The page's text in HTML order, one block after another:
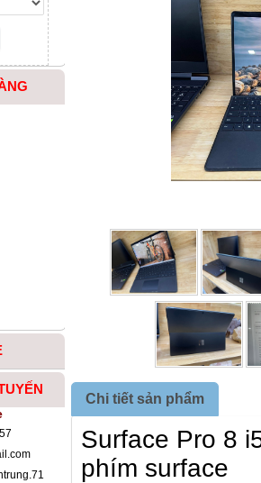
Chi tiết sản phẩm
Surface Pro 8
phím surface